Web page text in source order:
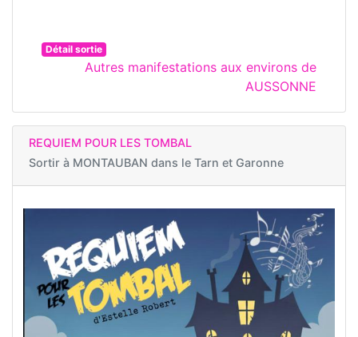
Détail sortie
Autres manifestations aux environs de
AUSSONNE
REQUIEM POUR LES TOMBAL
Sortir à MONTAUBAN dans le Tarn et Garonne